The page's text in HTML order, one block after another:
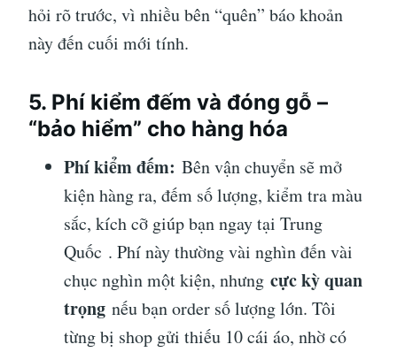
hỏi rõ trước, vì nhiều bên “quên” báo khoản
này đến cuối mới tính.
5. Phí kiểm đếm và đóng gỗ –
“bảo hiểm” cho hàng hóa
Phí kiểm đếm: Bên vận chuyển sẽ mở
kiện hàng ra, đếm số lượng, kiểm tra màu
sắc, kích cỡ giúp bạn ngay tại Trung
Quốc . Phí này thường vài nghìn đến vài
chục nghìn một kiện, nhưng cực kỳ quan
trọng nếu bạn order số lượng lớn. Tôi
từng bị shop gửi thiếu 10 cái áo, nhờ có